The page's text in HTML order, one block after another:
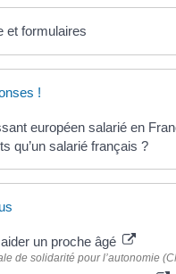
et formulaires
!
européen salarié en
qu’un salarié français ?
un proche âgé
de solidarité pour l’autonomie